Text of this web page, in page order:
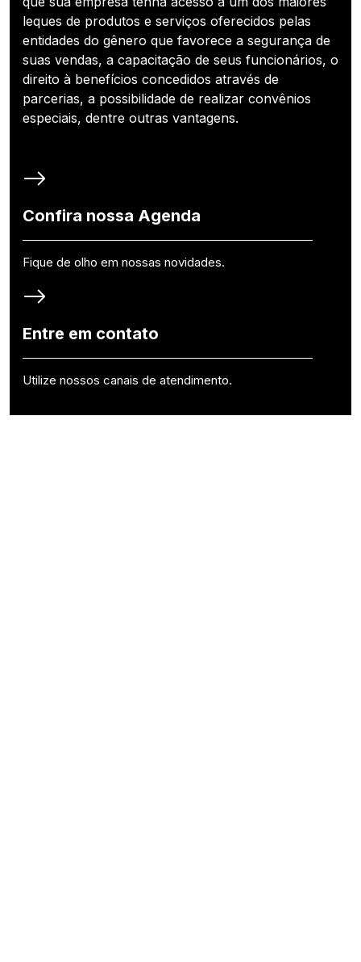
leques de produtos e serviços oferecidos pelas
entidades do gênero que favorece a segurança de
suas vendas, a capacitação de seus funcionários, o
direito à benefícios concedidos através de
parcerias, a possibilidade de realizar convênios
especiais, dentre outras vantagens.
Confira nossa Agenda
Fique de olho em nossas novidades.
Entre em contato
Utilize nossos canais de atendimento.